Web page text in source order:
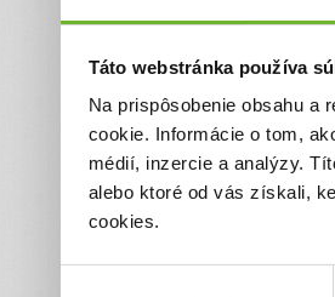
Táto webstránka používa
Na prispôsobenie obsahu a
cookie. Informácie o tom,
médií, inzercie a analýzy.
alebo ktoré od vás získali,
cookies.
7.8.2026 Ján
7.8.2026
7.8.2026
7.8.2026
5.8.2026